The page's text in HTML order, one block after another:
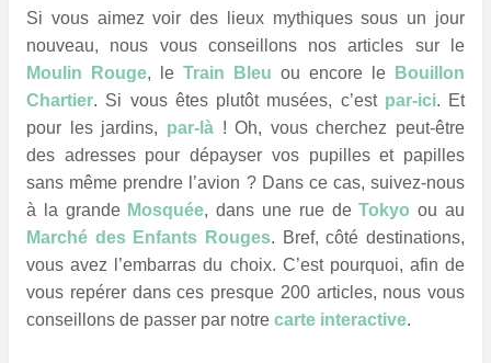
Si vous aimez voir des lieux mythiques sous un jour
nouveau, nous vous conseillons nos articles sur le
Moulin Rouge, le Train Bleu ou encore le
Bouillon
Chartier. Si vous êtes plutôt musées, c’est par-ici. Et
pour les jardins, par-là! Oh, vous cherchez peut-être
des adresses pour dépayser vos pupilles et papilles
sans même prendre l’avion ? Dans ce cas, suivez-nous
à la grande Mosquée, dans une rue deTokyo ou au
Marché des Enfants Rouges. Bref, côté destinations,
vous avez l’embarras du choix. C’est pourquoi, afin de
vous repérer dans ces presque 200 articles, nous vous
conseillons de passer par notre carte interactive.